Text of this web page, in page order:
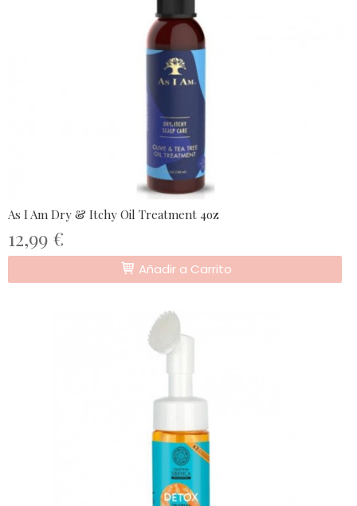
As I Am Dry & Itchy Oil Treatment 4oz
12,99 €
Añadir a Carrito